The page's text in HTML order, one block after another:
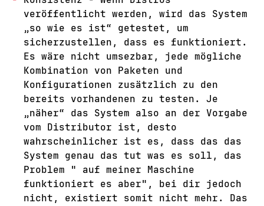
veröffentlicht werden, wird das System
„so wie es ist“ getestet, um
sicherzustellen, dass es funktioniert.
Es wäre nicht umsezbar, jede mögliche
Kombination von Paketen und
Konfigurationen zusätzlich zu den
bereits vorhandenen zu testen. Je
„näher“ das System also an der Vorgabe
vom Distributor ist, desto
wahrscheinlicher ist es, dass das das
System genau das tut was es soll, das
Problem " auf meiner Maschine
funktioniert es aber", bei dir jedoch
nicht, existiert somit nicht mehr. Das